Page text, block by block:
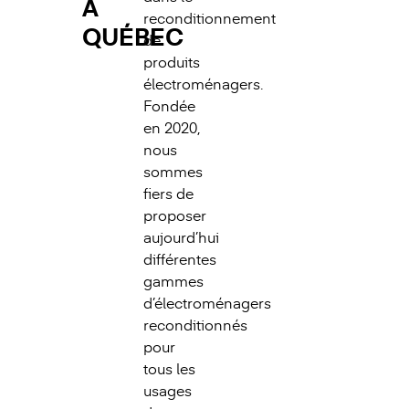
QUÉBEC
reconditionnement
de
produits
électroménagers.
Fondée
en 2020,
nous
sommes
fiers de
proposer
aujourd’hui
différentes
gammes
d’électroménagers
reconditionnés
pour
tous les
usages